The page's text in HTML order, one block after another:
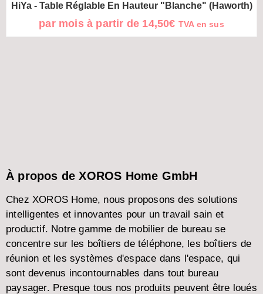
HiYa - Table Réglable En Hauteur "blanche" (Haworth)
par mois à partir de 14,50€ TVA en sus
À propos de XOROS Home GmbH
Chez XOROS Home, nous proposons des solutions
intelligentes et innovantes pour un travail sain et
productif. Notre gamme de mobilier de bureau se
concentre sur les boîtiers de téléphone, les boîtiers de
réunion et les systèmes d'espace dans l'espace, qui
sont devenus incontournables dans tout bureau
paysager. Presque tous nos produits peuvent être loués